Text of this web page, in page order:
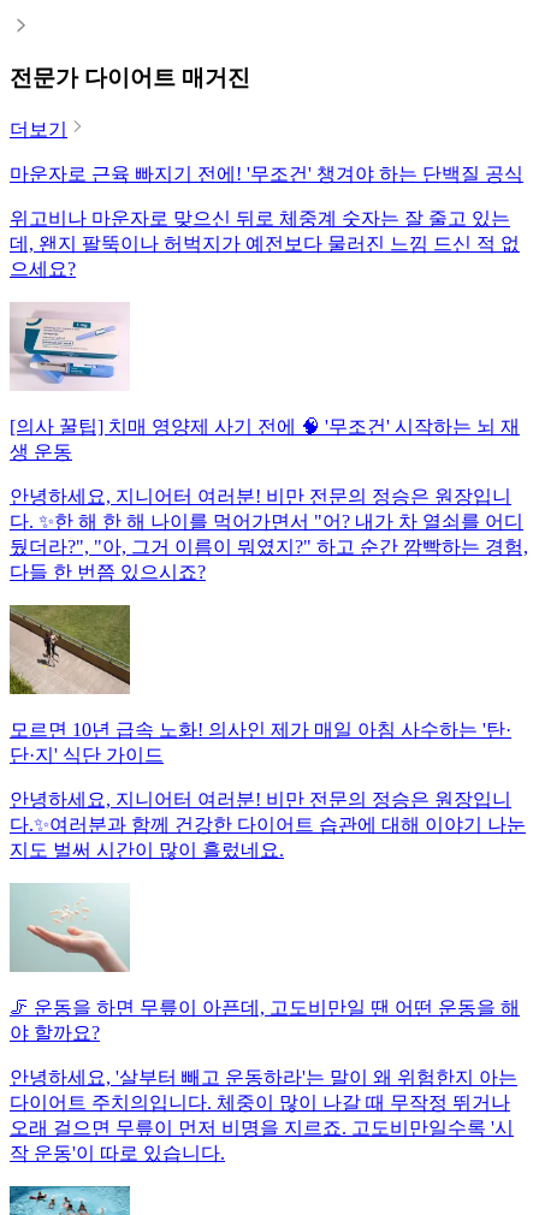
전문가 다이어트 매거진
더보기
마운자로 근육 빠지기 전에! '무조건' 챙겨야 하는 단백질 공식
위고비나 마운자로 맞으신 뒤로 체중계 숫자는 잘 줄고 있는
데, 왠지 팔뚝이나 허벅지가 예전보다 물러진 느낌 드신 적 없
으세요?
[의사 꿀팁] 치매 영양제 사기 전에 🧠 '무조건' 시작하는 뇌 재
생 운동
안녕하세요, 지니어터 여러분! 비만 전문의 정승은 원장입니
다. ✨한 해 한 해 나이를 먹어가면서 "어? 내가 차 열쇠를 어디
뒀더라?", "아, 그거 이름이 뭐였지?" 하고 순간 깜빡하는 경험,
다들 한 번쯤 있으시죠?
모르면 10년 급속 노화! 의사인 제가 매일 아침 사수하는 '탄·
단·지' 식단 가이드
안녕하세요, 지니어터 여러분! 비만 전문의 정승은 원장입니
다.✨여러분과 함께 건강한 다이어트 습관에 대해 이야기 나눈
지도 벌써 시간이 많이 흘렀네요.
🦵 운동을 하면 무릎이 아픈데, 고도비만일 땐 어떤 운동을 해
야 할까요?
안녕하세요, '살부터 빼고 운동하라'는 말이 왜 위험한지 아는
다이어트 주치의입니다. 체중이 많이 나갈 때 무작정 뛰거나
오래 걸으면 무릎이 먼저 비명을 지르죠. 고도비만일수록 '시
작 운동'이 따로 있습니다.